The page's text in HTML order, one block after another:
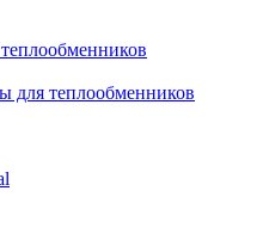
для теплообменников